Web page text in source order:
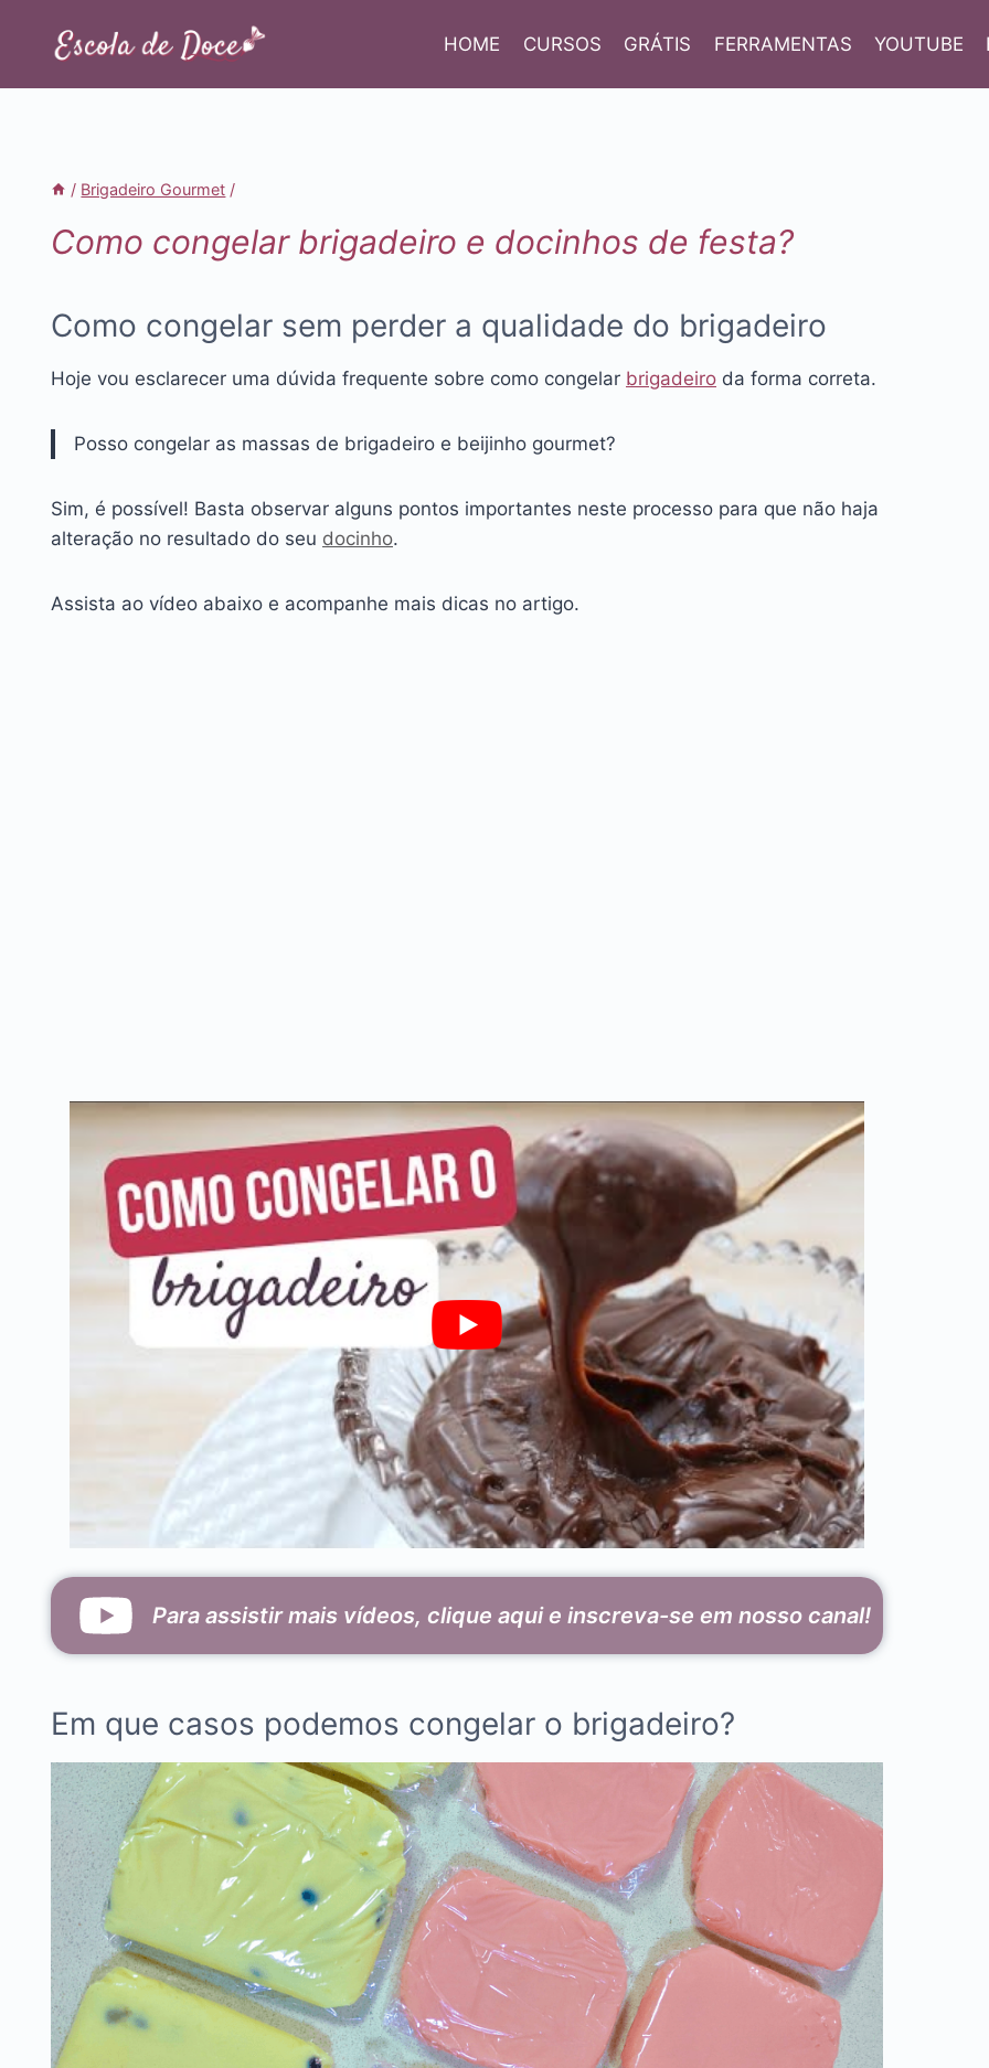
HOME CURSOS GRÁTIS FERRAMENTAS YOUTUBE
/ Brigadeiro Gourmet /
Como congelar brigadeiro e docinhos de festa?
Como congelar sem perder a qualidade do brigadeiro
Hoje vou esclarecer uma dúvida frequente sobre como congelar brigadeiro da forma correta.
Posso congelar as massas de brigadeiro e beijinho gourmet?
Sim, é possível! Basta observar alguns pontos importantes neste processo para que não haja
alteração no resultado do seu docinho.
Assista ao vídeo abaixo e acompanhe mais dicas no artigo.
Para assistir mais vídeos, clique aqui e inscreva-se em nosso canal!
Em que casos podemos congelar o brigadeiro?